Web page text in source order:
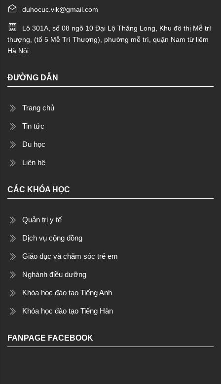
duhocuc.vik@gmail.com
Lô 301A, số 08 ngõ 10 Đại Lộ Thăng Long, Khu đô thị Mễ trì
thượng, (tổ 5 Mễ Trì Thượng), phường mễ trì, quận Nam từ liêm
Hà Nội
ĐƯỜNG DẪN
Trang chủ
Tin tức
Du học
Liên hệ
CÁC KHÓA HỌC
Quản trị y tế
Dịch vụ cộng đồng
Giáo dục và chăm sóc trẻ em
Nghành điều dưỡng
Khóa học đào tạo Tiếng Anh
Khóa học đào tạo Tiếng Hàn
FANPAGE FACEBOOK